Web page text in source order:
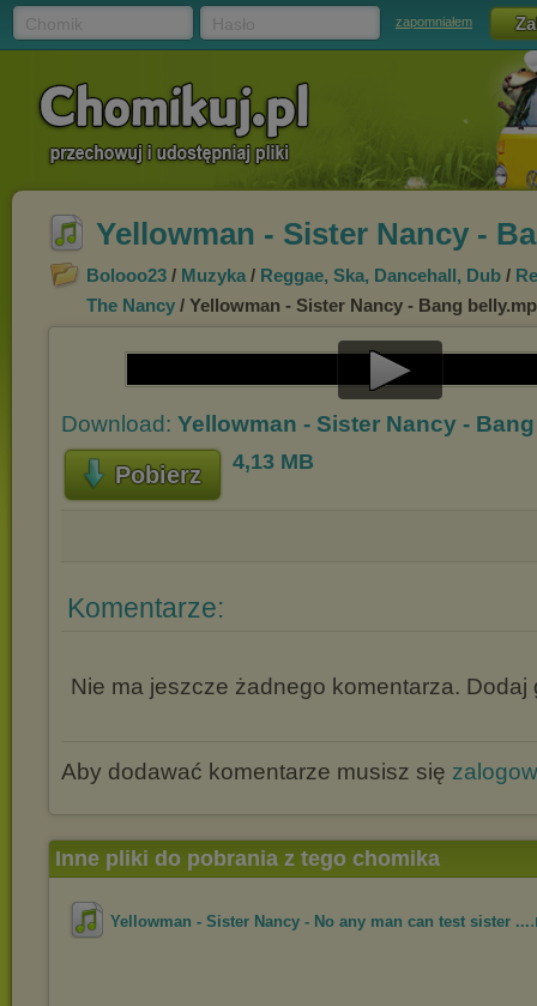
zapomniałem
Yellowman - Sister Nancy -
Bolooo23 / Muzyka / Reggae, Ska, Dancehall, Dub /
The Nancy / Yellowman - Sister Nancy - Bang
Play
Download: Yellowman - Sister Nancy -
Pobierz 4,13 MB
Komentarze:
Nie ma jeszcze żadnego komentarza. Dodaj
Aby dodawać komentarze musisz się
Inne pliki do pobrania z tego chomika
Yellowman - Sister Nancy - No any man can test sister ...